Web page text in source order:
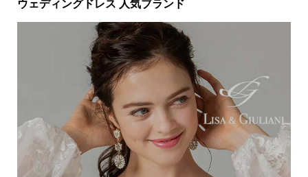
ウェディングドレス 人気ブランド